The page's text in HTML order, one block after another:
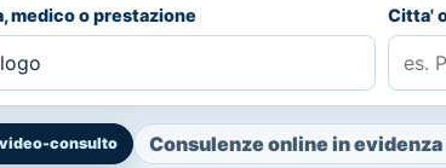
medico o prestazione Citta'
video-consulto Consulenze online in